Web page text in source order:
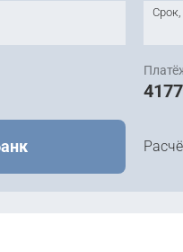
Срок,